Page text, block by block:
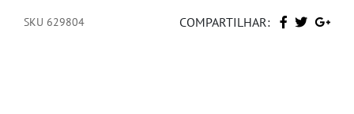
SKU 629804 COMPARTILHAR: